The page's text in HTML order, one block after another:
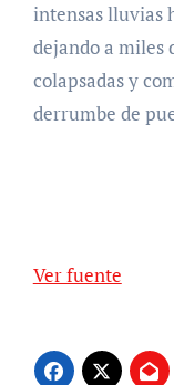
intensas lluvias
dejando a miles
colapsadas y
derrumbe de
Ver fuente